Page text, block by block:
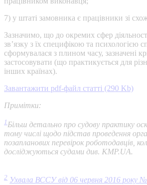
7) у штаті замовника є працівники зі
Зазначимо, що до окремих сфер
зв’язку з їх специфікою та психологією
сформувалася з плином часу, зазначені
застосовувати (що практикується для
інших країнах).
Завантажити pdf-файл статті (290 Kb)
Примітки:
1 Більш детально про судову практику
тому числі щодо підстав проведення
позапланових перевірок роботодавців,
досліджуються судами див. KMP.UA.
2 Ухвала ВССУ від 06 червня 2016 року